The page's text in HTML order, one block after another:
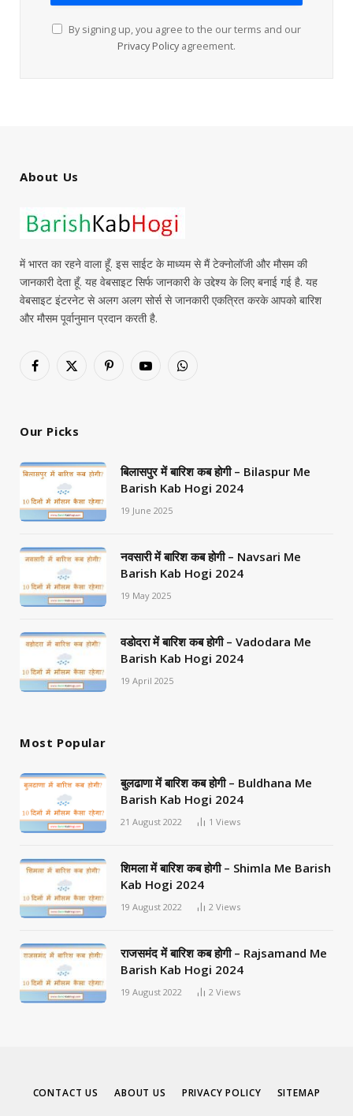
By signing up, you agree to the our terms and our
Privacy Policy agreement.
About Us
में भारत का रहने वाला हूँ. इस साईट के माध्यम से मैं टेक्नोलॉजी और मौसम की
जानकारी देता हूँ. यह वेबसाइट सिर्फ जानकारी के उद्देश्य के लिए बनाई गई है. यह
वेबसाइट इंटरनेट से अलग अलग सोर्स से जानकारी एकत्रित करके आपको बारिश
और मौसम पूर्वानुमान प्रदान करती है.
Facebook
X
PinterestYouTubeWhatsApp
Our Picks
बिलासपुर में बारिश कब होगी – Bilaspur Me
Barish Kab Hogi 2024
19 June 2025
नवसारी में बारिश कब होगी – Navsari Me
Barish Kab Hogi 2024
19 May 2025
वडोदरा में बारिश कब होगी – Vadodara Me
Barish Kab Hogi 2024
19 April 2025
Most Popular
बुलढाणा में बारिश कब होगी – Buldhana Me
Barish Kab Hogi 2024
21 August 2022 1 Views
शिमला में बारिश कब होगी – Shimla Me Barish
Kab Hogi 2024
19 August 2022 2 Views
राजसमंद में बारिश कब होगी – Rajsamand Me
Barish Kab Hogi 2024
19 August 2022 2 Views
CONTACT US ABOUT US PRIVACY POLICY SITEMAP